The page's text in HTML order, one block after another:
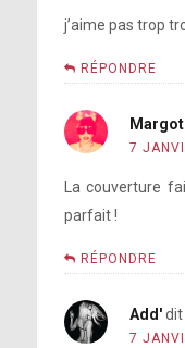
j’aime pas trop
RÉPONDRE
Margot
7
La couverture
parfait !
RÉPONDRE
Add' dit
7